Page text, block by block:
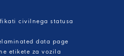
civilnega statusa
data page
etikete za vozila